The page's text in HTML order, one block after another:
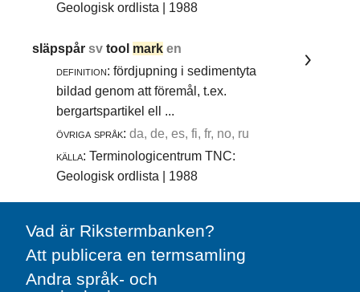
Geologisk ordlista | 1988
släpspårsvtool mark en
definition: fördjupning i sedimentyta
bildad genom att föremål, t.ex.
bergartspartikel ell ...
övriga språk: da, de, es, fi, fr, no, ru
källa: Terminologicentrum TNC:
Geologisk ordlista | 1988
Vad är Rikstermbanken?
Att publicera en termsamling
Andra språk- och